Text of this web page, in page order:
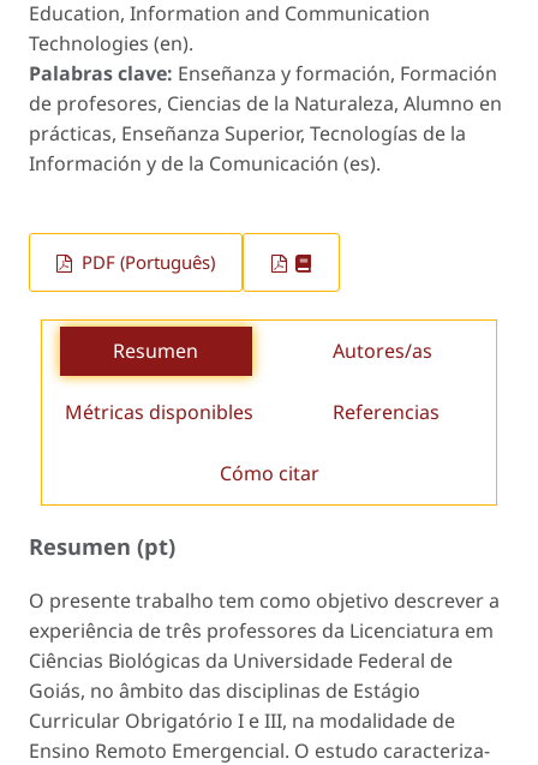
Education, Information and Communication
Technologies (en).
Palabras clave: Enseñanza y formación, Formación
de profesores, Ciencias de la Naturaleza, Alumno en
prácticas, Enseñanza Superior, Tecnologías de la
Información y de la Comunicación (es).
PDF (Português)
Resumen Autores/as
Métricas disponibles Referencias
Cómo citar
Resumen (pt)
O presente trabalho tem como objetivo descrever a
experiência de três professores da Licenciatura em
Ciências Biológicas da Universidade Federal de
Goiás, no âmbito das disciplinas de Estágio
Curricular Obrigatório I e III, na modalidade de
Ensino Remoto Emergencial. O estudo caracteriza-